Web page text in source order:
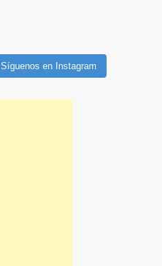
Síguenos en Instagram